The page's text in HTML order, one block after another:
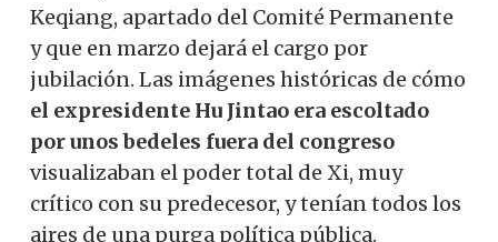
Keqiang, apartado del Comité Permanente
y que en marzo dejará el cargo por
jubilación. Las imágenes históricas de cómo
el expresidente Hu Jintao era escoltado
por unos bedeles fuera del congreso
visualizaban el poder total de Xi, muy
crítico con su predecesor, y tenían todos los
aires de una purga política pública.